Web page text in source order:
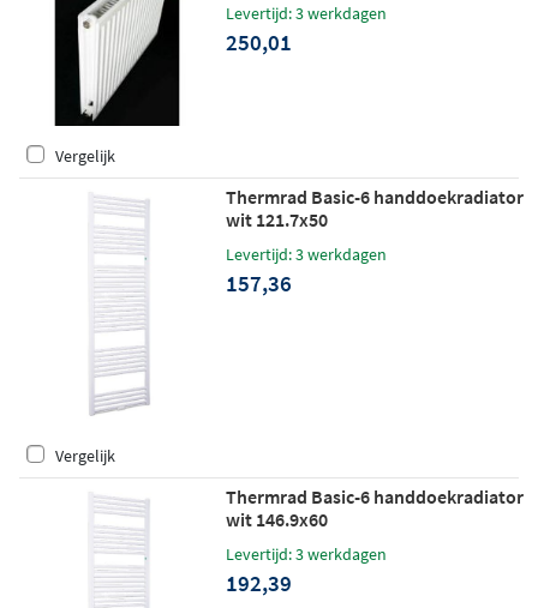
Levertijd: 3 werkdagen
250,01
Vergelijk
Thermrad Basic-6 handdoekradiator
wit 121.7x50
Levertijd: 3 werkdagen
157,36
Vergelijk
Thermrad Basic-6 handdoekradiator
wit 146.9x60
Levertijd: 3 werkdagen
192,39